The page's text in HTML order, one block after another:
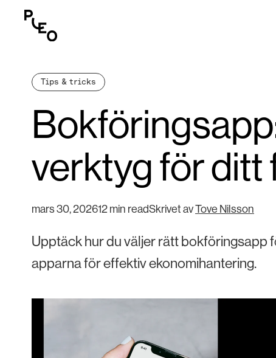
Tips & tricks
verktyg för ditt
mars 30, 202612 min readSkrivet avTove Nilsson
Upptäck hur du väljer rätt bokföringsapp
apparna för effektiv ekonomihantering.